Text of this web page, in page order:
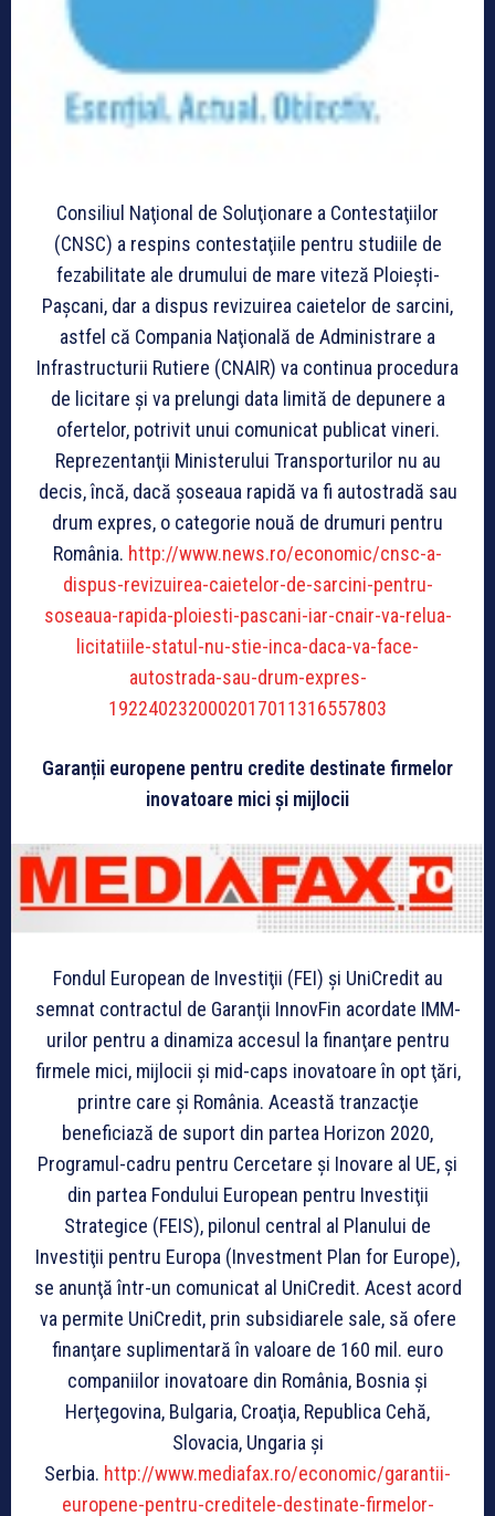
Consiliul Naţional de Soluţionare a Contestaţiilor
(CNSC) a respins contestaţiile pentru studiile de
fezabilitate ale drumului de mare viteză Ploieşti-
Paşcani, dar a dispus revizuirea caietelor de sarcini,
astfel că Compania Naţională de Administrare a
Infrastructurii Rutiere (CNAIR) va continua procedura
de licitare şi va prelungi data limită de depunere a
ofertelor, potrivit unui comunicat publicat vineri.
Reprezentanţii Ministerului Transporturilor nu au
decis, încă, dacă şoseaua rapidă va fi autostradă sau
drum expres, o categorie nouă de drumuri pentru
România. http://www.news.ro/economic/cnsc-a-
dispus-revizuirea-caietelor-de-sarcini-pentru-
soseaua-rapida-ploiesti-pascani-iar-cnair-va-relua-
licitatiile-statul-nu-stie-inca-daca-va-face-
autostrada-sau-drum-expres-
1922402320002017011316557803
Garanții europene pentru credite destinate firmelor
inovatoare mici și mijlocii
Fondul European de Investiţii (FEI) şi UniCredit au
semnat contractul de Garanţii InnovFin acordate IMM-
urilor pentru a dinamiza accesul la finanţare pentru
firmele mici, mijlocii şi mid-caps inovatoare în opt ţări,
printre care şi România. Această tranzacţie
beneficiază de suport din partea Horizon 2020,
Programul-cadru pentru Cercetare şi Inovare al UE, şi
din partea Fondului European pentru Investiţii
Strategice (FEIS), pilonul central al Planului de
Investiţii pentru Europa (Investment Plan for Europe),
se anunţă într-un comunicat al UniCredit. Acest acord
va permite UniCredit, prin subsidiarele sale, să ofere
finanţare suplimentară în valoare de 160 mil. euro
companiilor inovatoare din România, Bosnia şi
Herţegovina, Bulgaria, Croaţia, Republica Cehă,
Slovacia, Ungaria şi
Serbia. http://www.mediafax.ro/economic/garantii-
europene-pentru-creditele-destinate-firmelor-